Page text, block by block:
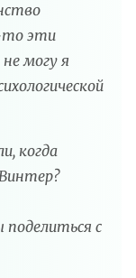
то эти
могу я
когда
с